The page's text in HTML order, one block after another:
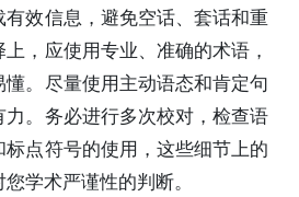
效信息，避免空话、套话和重
，应使用专业、准确的术语，
。尽量使用主动语态和肯定句
。务必进行多次校对，检查语
点符号的使用，这些细节上的
学术严谨性的判断。